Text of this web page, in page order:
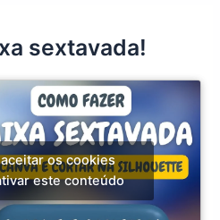
sextavada!
os cookies
este conteúdo